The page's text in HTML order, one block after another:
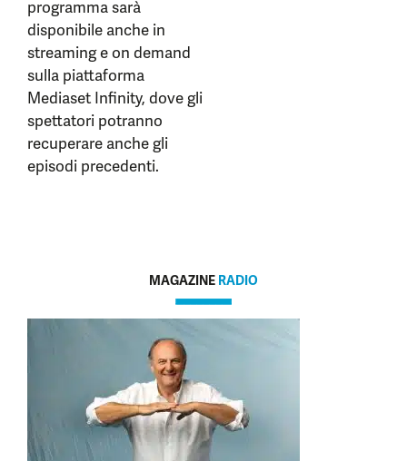
programma sarà
disponibile anche in
streaming e on demand
sulla piattaforma
Mediaset Infinity, dove gli
spettatori potranno
recuperare anche gli
episodi precedenti.
MAGAZINE RADIO